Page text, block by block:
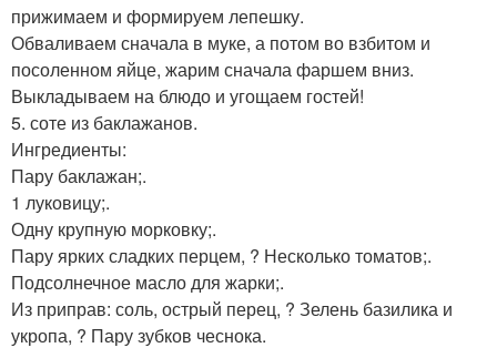
прижимаем и формируем лепешку.
Обваливаем сначала в муке, а потом во взбитом и
посоленном яйце, жарим сначала фаршем вниз.
Выкладываем на блюдо и угощаем гостей!
5. соте из баклажанов.
Ингредиенты:
Пару баклажан;.
1 луковицу;.
Одну крупную морковку;.
Пару ярких сладких перцем, ? Несколько томатов;.
Подсолнечное масло для жарки;.
Из приправ: соль, острый перец, ? Зелень базилика и
укропа, ? Пару зубков чеснока.